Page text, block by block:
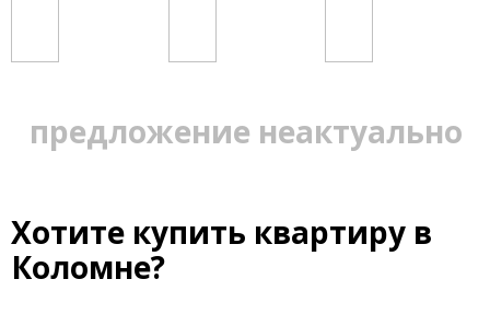
предложение неактуально
Хотите купить квартиру в
Коломне?